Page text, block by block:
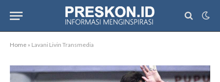
Home » Lavani Livin Transmedia